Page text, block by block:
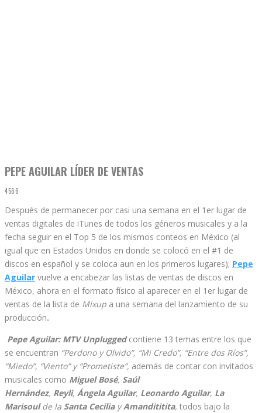
PEPE AGUILAR LÍDER DE VENTAS
4566
Después de permanecer por casi una semana en el 1er lugar de
ventas digitales de iTunes de todos los géneros musicales y a la
fecha seguir en el Top 5 de los mismos conteos en México (al
igual que en Estados Unidos en donde se colocó en el #1 de
discos en español y se coloca aun en los primeros lugares); Pepe
Aguilar vuelve a encabezar las listas de ventas de discos en
México, ahora en el formato físico al aparecer en el 1er lugar de
ventas de la lista de Mixup a una semana del lanzamiento de su
producción.
Pepe Aguilar: MTV Unplugged contiene 13 temas entre los que
se encuentran “Perdono y Olvido”, “Mi Credo”, “Entre dos Ríos”,
“Miedo”, “Viento” y “Prometiste”, además de contar con invitados
musicales como Miguel Bosé, Saúl
Hernández, Reyli, Ángela Aguilar, Leonardo Aguilar, La
Marisoul de la Santa Cecilia yAmandititita, todos bajo la